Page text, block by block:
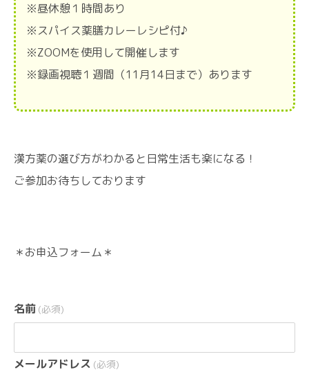
※昼休憩１時間あり
※スパイス薬膳カレーレシピ付♪
※ZOOMを使用して開催します
※録画視聴１週間（11月14日まで）あります
漢方薬の選び方がわかると日常生活も楽になる！
ご参加お待ちしております
＊お申込フォーム＊
名前 (必須)
メールアドレス (必須)